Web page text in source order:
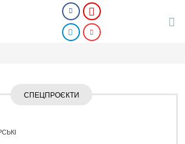
СПЕЦПРОЄКТИ